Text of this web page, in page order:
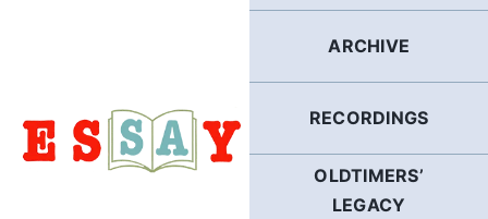
ARCHIVE
RECORDINGS
OLDTIMERS’
LEGACY